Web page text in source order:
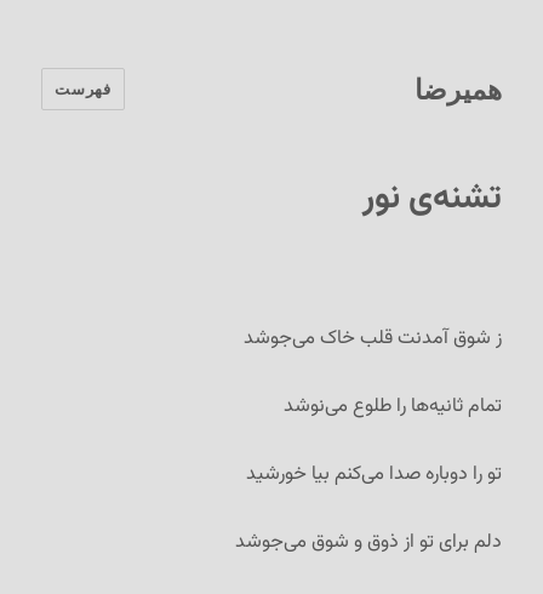
همیرضا فهرست
تشنه‌ی نور
ز شوق آمدنت قلب خاک می‌جوشد
تمام ثانیه‌ها را طلوع می‌نوشد
تو را دوباره صدا می‌کنم بیا خورشید
دلم برای تو از ذوق و شوق می‌جوشد